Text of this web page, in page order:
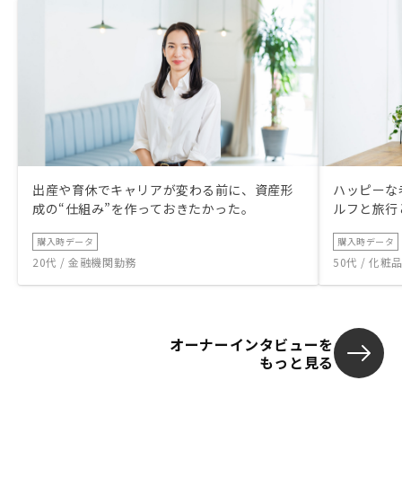
出産や育休でキャリアが変わる前に、資産形
成の“仕組み”を作っておきたかった。
購入時データ
20代 / 金融機関勤務
ハッピー
ルフと旅
購入時データ
50代 / 化粧
オーナーインタビューを
もっと見る